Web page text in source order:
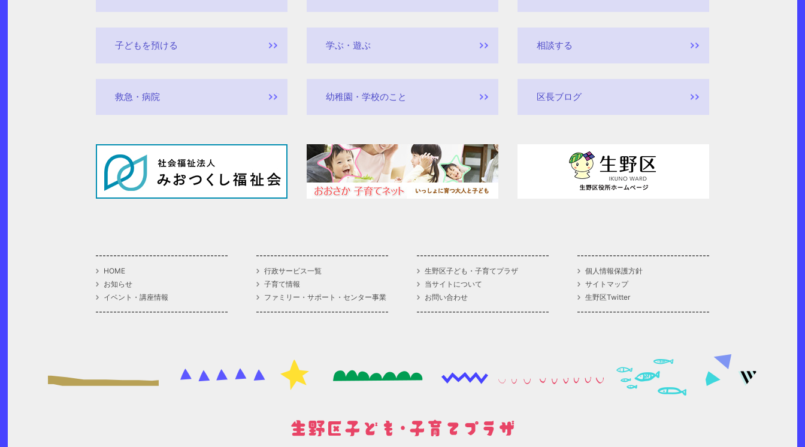
子どもを預ける 学ぶ・遊ぶ 相談する
救急・病院 幼稚園・学校のこと 区長ブログ
HOME
お知らせ
イベント・講座情報
行政サービス一覧
子育て情報
ファミリー・サポート・センター事業
生野区子ども・子育てプラザ
当サイトについて
お問い合わせ
個人情報保護方針
サイトマップ
生野区Twitter